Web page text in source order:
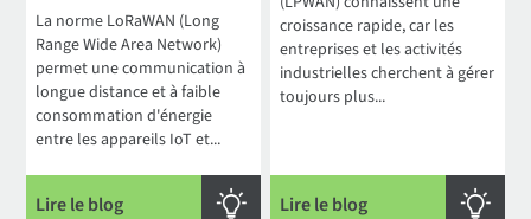
La norme LoRaWAN (Long
Range Wide Area Network)
permet une communication à
longue distance et à faible
consommation d'énergie
entre les appareils IoT et...
Lire le blog
croissance rapide, car les
entreprises et les activités
industrielles cherchent à gérer
toujours plus...
Lire le blog